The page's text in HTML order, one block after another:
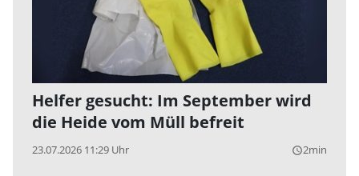
Helfer gesucht: Im September wird
die Heide vom Müll befreit
23.07.2026 11:29 Uhr query_builder2min